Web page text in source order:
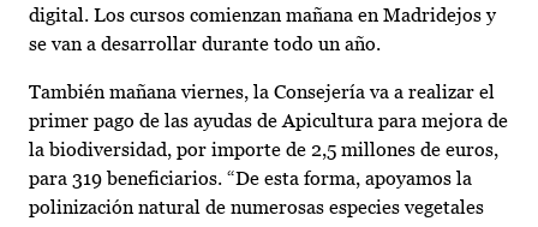
digital. Los cursos comienzan mañana en Madridejos y
se van a desarrollar durante todo un año.
También mañana viernes, la Consejería va a realizar el
primer pago de las ayudas de Apicultura para mejora de
la biodiversidad, por importe de 2,5 millones de euros,
para 319 beneficiarios. “De esta forma, apoyamos la
polinización natural de numerosas especies vegetales